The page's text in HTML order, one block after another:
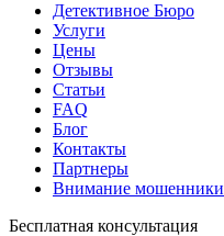
Детективное Бюро
Услуги
Цены
Отзывы
Статьи
FAQ
Блог
Контакты
Партнеры
Внимание мошенники
Бесплатная консультация